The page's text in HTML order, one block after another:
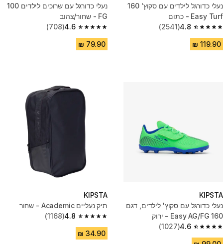
נעלי כדורגל לילדים עם סקוץ' 160
Easy Turf - כתום
4.8
4.8 out of 5 stars from 2541 reviews
(2541)
נעלי כדורגל עם שרוכים לילדים 100
FG - שחור/צהוב
4.6
4.6 out of 5 stars from 708 reviews
(708)
KIPSTA
נעלי כדורגל עם סקוץ' לילדים, דגם
160 Easy AG/FG - ירוק
4.6
4.6 out of 5 stars from 1027 reviews
(1027)
KIPSTA
תיק נעליים Academic - שחור
4.8
4.8 out of 5 stars from 1168 reviews
(1168)